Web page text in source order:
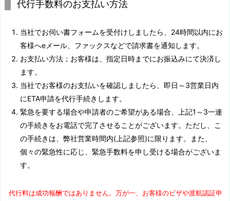
代行手数料のお支払い方法
当社でお伺い書フォームを受付けしましたら、24時間以内にお
客様へeメール、ファックスなどで請求書を通知します。
お支払い方法；お客様は、指定日時までにお振込みにて決済し
ます。
当社でお客様のお支払いを確認しましたら、即日～3営業日内
にETA申請を代行手続きします。
緊急を要する場合や申請者のご希望がある場合、上記1～3一連
の手続きをお電話で完了させることがございます。ただし、こ
の手続きは、弊社営業時間内(上記参照)に限ります。また、
個々の緊急性に応じ、緊急手数料を申し受ける場合がございま
す。
代行料は成功報酬ではありません。万が一、お客様のビザや渡航認証申